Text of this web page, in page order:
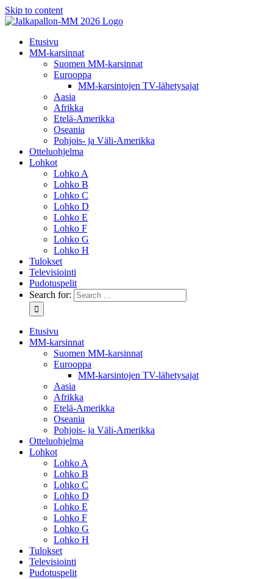
Skip to content
Etusivu
MM-karsinnat
Suomen MM-karsinnat
Eurooppa
MM-karsintojen TV-lähetysajat
Aasia
Afrikka
Etelä-Amerikka
Oseania
Pohjois- ja Väli-Amerikka
Otteluohjelma
Lohkot
Lohko A
Lohko B
Lohko C
Lohko D
Lohko E
Lohko F
Lohko G
Lohko H
Tulokset
Televisiointi
Pudotuspelit
Search for:
Etusivu
MM-karsinnat
Suomen MM-karsinnat
Eurooppa
MM-karsintojen TV-lähetysajat
Aasia
Afrikka
Etelä-Amerikka
Oseania
Pohjois- ja Väli-Amerikka
Otteluohjelma
Lohkot
Lohko A
Lohko B
Lohko C
Lohko D
Lohko E
Lohko F
Lohko G
Lohko H
Tulokset
Televisiointi
Pudotuspelit